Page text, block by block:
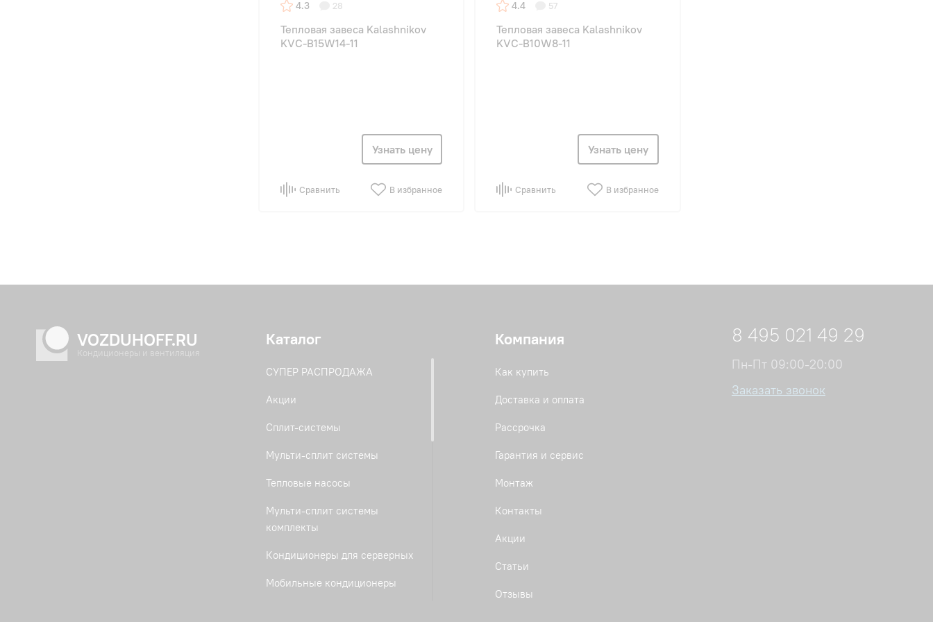
4.3 28
Тепловая завеса Kalashnikov
KVС-B15W14-11
Узнать цену
Сравнить В избранное
4.4 57
Тепловая завеса Kalashnikov
KVС-B10W8-11
Узнать цену
Сравнить В избранное
VOZDUHOFF.RU
Кондиционеры и вентиляция
Каталог
СУПЕР РАСПРОДАЖА
Акции
Сплит-системы
Мульти-сплит системы
Тепловые насосы
Мульти-сплит системы
комплекты
Кондиционеры для серверных
Мобильные кондиционеры
Компания
Как купить
Доставка и оплата
Рассрочка
Гарантия и сервис
Монтаж
Контакты
Акции
Статьи
Отзывы
8 495 021 49 29
Пн-Пт 09:00-20:00
Заказать звонок